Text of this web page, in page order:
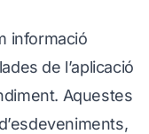
informació
de l’aplicació
Aquestes